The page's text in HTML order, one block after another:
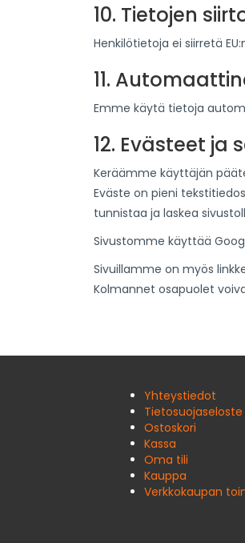
10. Tietojen
Henkilötietoja ei siirretä
11.
Emme käytä tietoja
12. Evästeet ja
Keräämme käyttäjän
Eväste on pieni
tunnistaa ja laskea
Sivustomme käyttää
Sivuillamme on myös
Kolmannet osapuolet
Yhteystiedot
Tietosuojaseloste
Ostoskori
Kassa
Oma tili
Kauppa
Verkkokaupan